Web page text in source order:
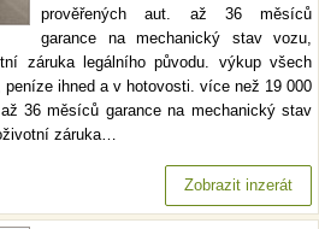
prověřených aut. až 36 měsíců
garance na mechanický stav vozu,
záruka legálního původu. výkup všech
ihned a v hotovosti. více než 19 000
36 měsíců garance na mechanický stav
záruka…
Zobrazit inzerát